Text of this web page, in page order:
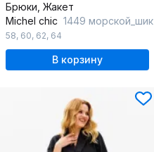
Брюки, Жакет
Michel chic 1449 морской_шик
58, 60, 62, 64
В корзину